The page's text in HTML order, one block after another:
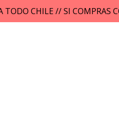
TODO CHILE // SI COMPRAS